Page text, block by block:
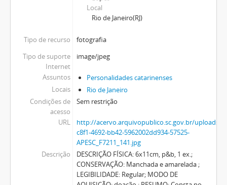
Local
Rio de Janeiro(RJ)
Tipo de recurso
fotografia
Tipo de suporte
Internet
image/jpeg
Assuntos
Personalidades catarinenses
Locais
Rio de Janeiro
Condições de
acesso
Sem restrição
URL
http://acervo.arquivopublico.sc.gov.br/uploads/r/
c8f1-4692-bb42-5962002dd934-57525-
APESC_F7211_141.jpg
Descrição
DESCRIÇÃO FÍSICA: 6x11cm, p&b, 1 ex.;
CONSERVAÇÃO: Manchada e amarelada ;
LEGIBILIDADE: Regular; MODO DE